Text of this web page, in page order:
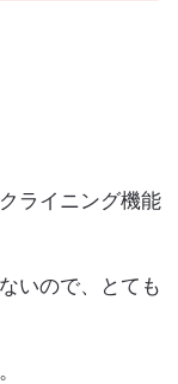
ライニング機能
いので、とても